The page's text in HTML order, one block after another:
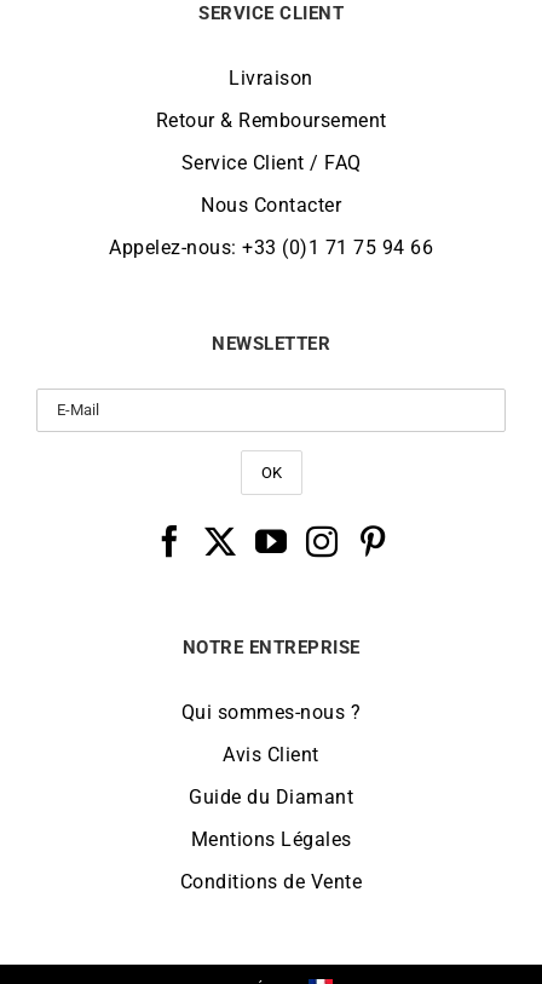
SERVICE CLIENT
Livraison
Retour & Remboursement
Service Client / FAQ
Nous Contacter
Appelez-nous: +33 (0)1 71 75 94 66
NEWSLETTER
NOTRE ENTREPRISE
Qui sommes-nous ?
Avis Client
Guide du Diamant
Mentions Légales
Conditions de Vente